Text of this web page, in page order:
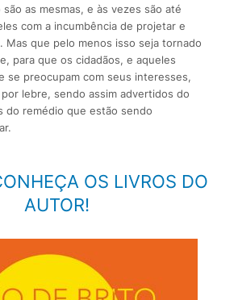
são as mesmas, e às vezes são até
com a incumbência de projetar e
Mas que pelo menos isso seja tornado
para que os cidadãos, e aqueles
se preocupam com seus interesses,
lebre, sendo assim advertidos do
do remédio que estão sendo
OS LIVROS DO
AUTOR!